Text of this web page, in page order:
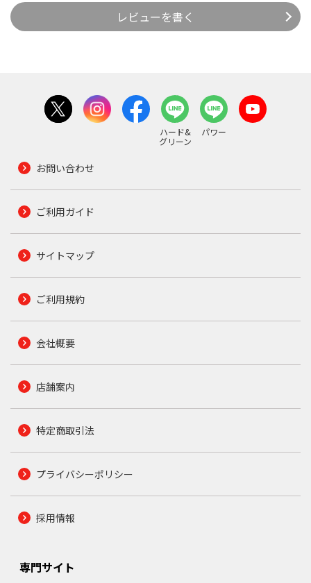
レビューを書く
ハード&
グリーン
パワー
お問い合わせ
ご利用ガイド
サイトマップ
ご利用規約
会社概要
店舗案内
特定商取引法
プライバシーポリシー
採用情報
専門サイト